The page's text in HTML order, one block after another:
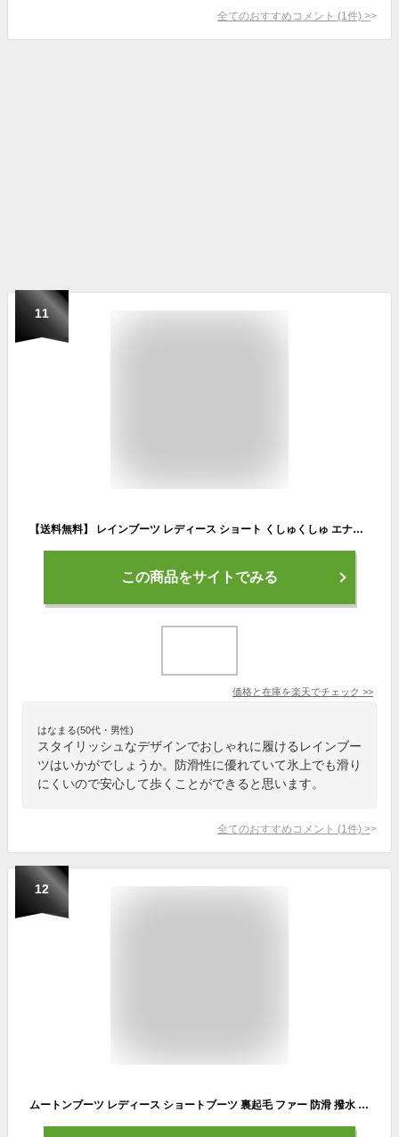
全てのおすすめコメント (1 件) >
11
【送料無料】 レインブーツ レディース ショート くしゅくしゅ エナメル プレミアム スノーブーツ 防水 防寒 雪 靴 滑らない 長靴 防滑 スノーシューズ 雪道 冬 htc28536853
この商品をサイトでみる
価格と在庫を楽天でチェック >>
はなまる(50代・男性)
スタイリッシュなデザインでおしゃれに履けるレインブー
ツはいかがでしょうか。防滑性に優れていて氷上でも滑り
にくいので安心して歩くことができると思います。
全てのおすすめコメント (1 件) >
12
ムートンブーツ レディース ショートブーツ 裏起毛 ファー 防滑 撥水 美脚 防寒 保温 暖かい あったかい 厚底 ふわふわ 雪対応 雪道 雪対策 スノーブーツ 冬 雪用ブーツ シューズ 靴 ミドルブーツ 滑らない 滑り止め ローヒール 履きやすい 歩きやすい 通勤 脚長